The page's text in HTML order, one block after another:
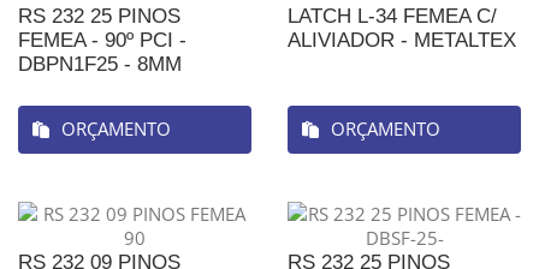
RS 232 25 PINOS
FEMEA - 90º PCI -
DBPN1F25 - 8MM
ORÇAMENTO
LATCH L-34 FEMEA C/
ALIVIADOR - METALTEX
ORÇAMENTO
RS 232 09 PINOS RS 232 25 PINOS